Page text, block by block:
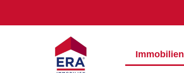
Immobilien